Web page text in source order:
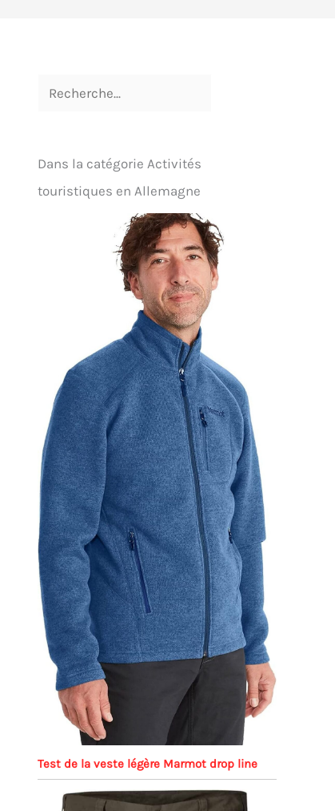
Dans la catégorie Activités
touristiques en Allemagne
Test de la veste légère Marmot drop line